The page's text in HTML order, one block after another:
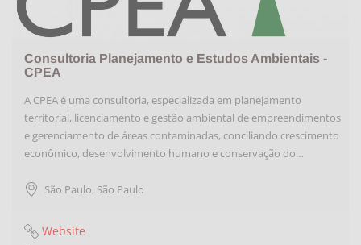
Consultoria Planejamento e Estudos Ambientais -
CPEA
A CPEA é uma consultoria, especializada em planejamento
territorial, licenciamento e gestão ambiental de empreendimentos
e gerenciamento de áreas contaminadas, conciliando crescimento
econômico, desenvolvimento humano e conservação do…
São Paulo, São Paulo
Website